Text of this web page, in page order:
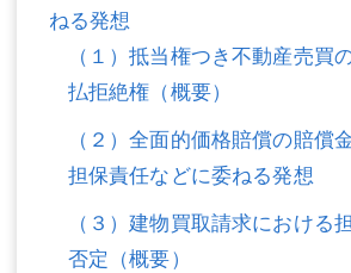
債務整理
マスコミ取材・実績
アクセス
東京事務所 (新宿・四谷)
埼玉事務所 (さいたま市)
マスコミ取材・実績
アクセス
東京事務所 (新宿・四谷)
埼玉事務所 (さいたま市)
川口事務所（埼玉県川口市）
ねる発想
（１）抵当権つき不動産売買
払拒絶権（概要）
（２）全面的価格賠償の賠償
担保責任などに委ねる発想
（３）建物買取請求におけ
否定（概要）